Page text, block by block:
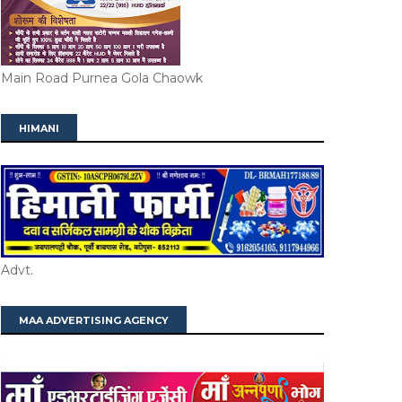
Main Road Purnea Gola Chaowk
HIMANI
Advt.
MAA ADVERTISING AGENCY